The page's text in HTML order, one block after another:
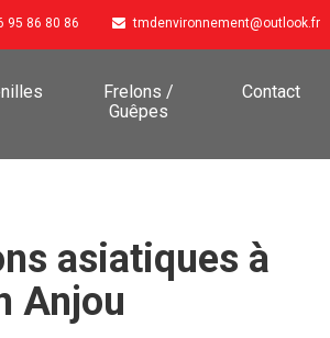
95 86 80 86 tmdenvironnement@outlook.fr
Frelons /
Guêpes
Contact
asiatiques à
Anjou